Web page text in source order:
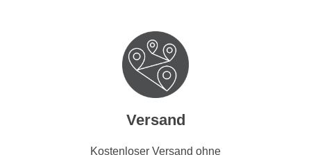
Versand
Kostenloser Versand ohne